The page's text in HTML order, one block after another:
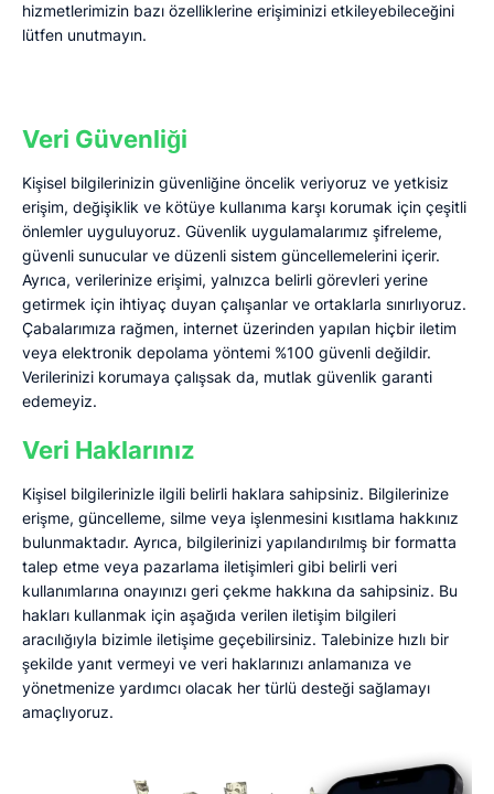
hizmetlerimizin bazı özelliklerine erişiminizi etkileyebileceğini
lütfen unutmayın.
Veri Güvenliği
Kişisel bilgilerinizin güvenliğine öncelik veriyoruz ve yetkisiz
erişim, değişiklik ve kötüye kullanıma karşı korumak için çeşitli
önlemler uyguluyoruz. Güvenlik uygulamalarımız şifreleme,
güvenli sunucular ve düzenli sistem güncellemelerini içerir.
Ayrıca, verilerinize erişimi, yalnızca belirli görevleri yerine
getirmek için ihtiyaç duyan çalışanlar ve ortaklarla sınırlıyoruz.
Çabalarımıza rağmen, internet üzerinden yapılan hiçbir iletim
veya elektronik depolama yöntemi %100 güvenli değildir.
Verilerinizi korumaya çalışsak da, mutlak güvenlik garanti
edemeyiz.
Veri Haklarınız
Kişisel bilgilerinizle ilgili belirli haklara sahipsiniz. Bilgilerinize
erişme, güncelleme, silme veya işlenmesini kısıtlama hakkınız
bulunmaktadır. Ayrıca, bilgilerinizi yapılandırılmış bir formatta
talep etme veya pazarlama iletişimleri gibi belirli veri
kullanımlarına onayınızı geri çekme hakkına da sahipsiniz. Bu
hakları kullanmak için aşağıda verilen iletişim bilgileri
aracılığıyla bizimle iletişime geçebilirsiniz. Talebinize hızlı bir
şekilde yanıt vermeyi ve veri haklarınızı anlamanıza ve
yönetmenize yardımcı olacak her türlü desteği sağlamayı
amaçlıyoruz.